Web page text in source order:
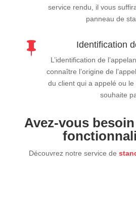
service rendu, il vous
panneau de
 Identification
L’identification de
connaître l’origine de
du client qui a appelé ou
souhaite
Avez-vous
Découvrez notre service de